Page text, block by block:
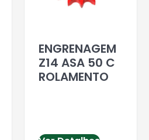
ENGRENAGEM
Z14 ASA 50 C
ROLAMENTO